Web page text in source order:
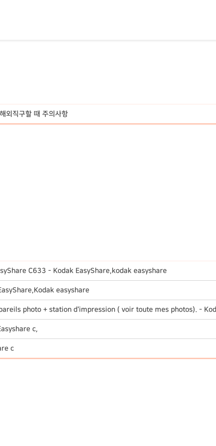
외직구할 때 주의사항
C633 - Kodak EasyShare,kodak easyshare
easyshare
photo + station d'impression ( voir toute mes photos). - Kod
c,
c